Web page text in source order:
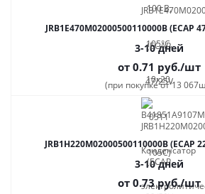
JRB1E470M02000500110000B (ECAP
3-10 дней
от 0.71 руб./шт
(при покупке от 13
JRB1H220M02000500110000B (ECAP
3-10 дней
от 0.73 руб./шт